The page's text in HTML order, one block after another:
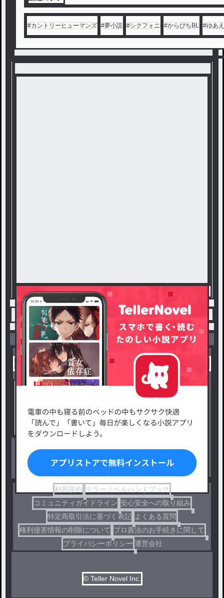
#カントリーヒューマンズ #夢小説 #シクフォニ #からぴちBL #ゆあ
トップ 恋愛・ロマンス 幼馴染♂の彼氏にはなれ
小説を探す
新着小説一覧
小説コンテスト応募・公募
出版・メディアミックス作品
ジャンルから探す
恋愛・ロマンス
ファンタジー・異世界・SF
ホラー・ミステリー
コメディ
利用規約 テラーノベルハンドブック
コミュニティガイドライン 安心安全への取り組み
特定商取引法に基づく表記 よくある質問
権利侵害情報の削除について プロ責法のお手続きに関して
プライバシーポリシー 運営会社
© Teller Novel Inc.